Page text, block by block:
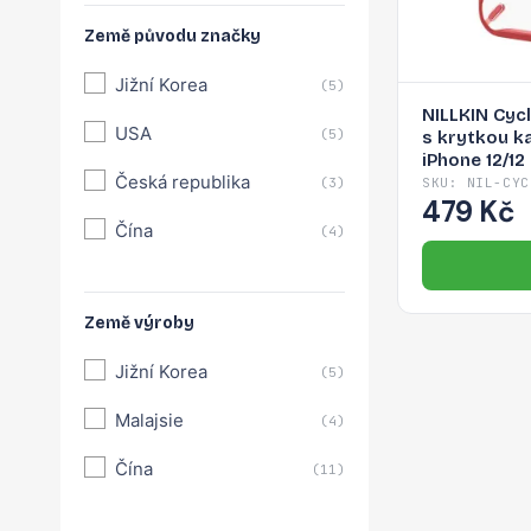
Země původu značky
Jižní Korea (5)
USA (5)
Česká republika (3)
Čína (4)
Země výroby
Jižní Korea (5)
Malajsie (4)
Čína (11)
NILLKIN
s krytkou
iPhone 12/
SKU: NIL-
479 Kč